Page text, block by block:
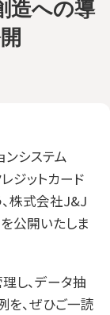
造への導
ンシステム
ジットカード
株式会社J&J
公開いたしま
し、データ抽
を、ぜひご一読